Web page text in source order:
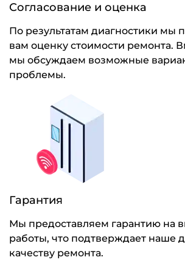
Согласование и оценка
По результатам диагностики мы
вам оценку стоимости ремонта.
мы обсуждаем возможные
проблемы.
Гарантия
Мы предоставляем гарантию на
работы, что подтверждает наше
качеству ремонта.